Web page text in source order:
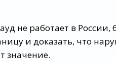
не работает в России,
и доказать, что
значение.